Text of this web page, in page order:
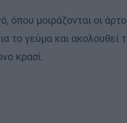
μοιράζονται οι
το γεύμα και ακολουθεί
κρασί.